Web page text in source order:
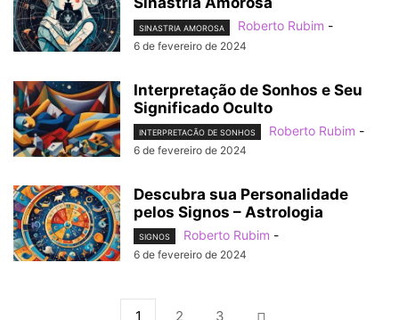
SINASTRIA AMOROSA Roberto Rubim -
6 de fevereiro de 2024
Interpretação de Sonhos e Seu
Significado Oculto
INTERPRETACÃO DE SONHOS Roberto Rubim -
6 de fevereiro de 2024
Descubra sua Personalidade
pelos Signos – Astrologia
SIGNOS Roberto Rubim -
6 de fevereiro de 2024
1 2 3